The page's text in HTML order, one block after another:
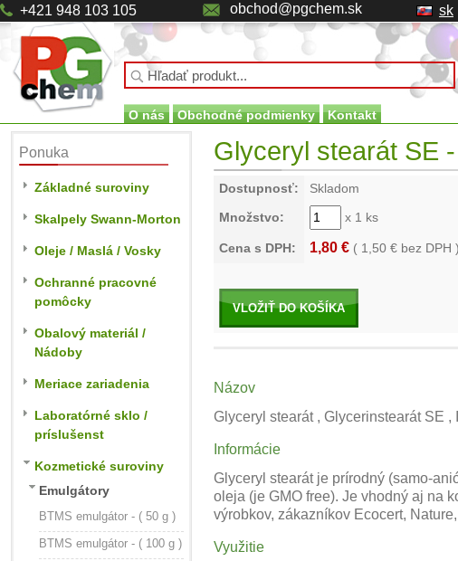
+421 948 103 105 obchod@pgchem.sk sk
O nás Obchodné podmienky Kontakt
Ponuka
Základné suroviny
Skalpely Swann-Morton
Oleje / Maslá / Vosky
Ochranné pracovné
pomôcky
Obalový materiál /
Nádoby
Meriace zariadenia
Laboratórné sklo /
príslušenst
Kozmetické suroviny
Emulgátory
BTMS emulgátor - ( 50 g )
BTMS emulgátor - ( 100 g )
Glyceryl stearát SE
Dostupnosť:
Skladom
Množstvo:
x 1 ks
Cena s DPH: 1,80 € ( 1,50 € bez DPH )
VLOŽIŤ DO KOŠÍKA
Názov
Glyceryl stearát , Glycerinstearát SE
Informácie
Glyceryl stearát je prírodný (samo-
oleja (je GMO free). Je vhodný aj na
výrobkov, zákazníkov Ecocert,
Využitie